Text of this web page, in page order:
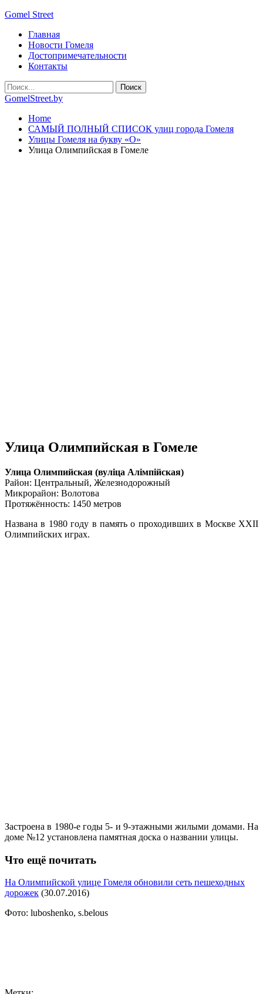
Gomel Street
Главная
Новости Гомеля
Достопримечательности
Контакты
GomelStreet.by
Home
САМЫЙ ПОЛНЫЙ СПИСОК улиц города Гомеля
Улицы Гомеля на букву «О»
Улица Олимпийская в Гомеле
Улица Олимпийская в Гомеле
Улица Олимпийская (вулiца Алiмпійская)
Район: Центральный, Железнодорожный
Микрорайон: Волотова
Протяжённость: 1450 метров
Названа в 1980 году в память о проходивших в Москве XXII
Олимпийских играх.
Застроена в 1980-е годы 5- и 9-этажными жилыми домами. На
доме №12 установлена памятная доска о названии улицы.
Что ещё почитать
На Олимпийской улице Гомеля обновили сеть пешеходных
дорожек (30.07.2016)
Фото: luboshenko, s.belous